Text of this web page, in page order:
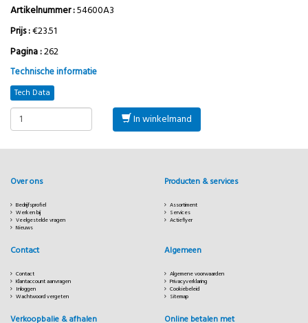
Artikelnummer :54600A3
Prijs :€23.51
Pagina :262
Technische informatie
Tech Data
In winkelmand
Over ons
Bedrijfsprofiel
Werken bij
Veelgestelde vragen
Nieuws
Producten & services
Assortiment
Services
Actieflyer
Contact
Contact
Klantaccount aanvragen
Inloggen
Wachtwoord vergeten
Algemeen
Algemene voorwaarden
Privacyverklaring
Cookiebeleid
Sitemap
Verkoopbalie & afhalen Online betalen met